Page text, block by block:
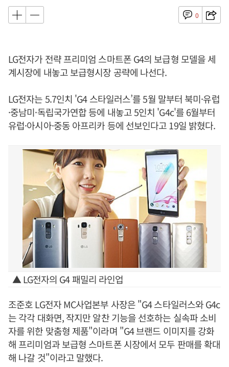
0
LG전자가 전략 프리미엄 스마트폰 G4의 보급형 모델을 세
계시장에 내놓고 보급형시장 공략에 나선다.
LG전자는 5.7인치 'G4 스타일러스’를 5월 말부터 북미·유럽
·중남미·독립국가연합 등에 내놓고 5인치 'G4c'를 6월부터
유럽·아시아·중동 아프리카 등에 선보인다고 19일 밝혔다.
▲ LG전자의 G4 패밀리 라인업
조준호 LG전자 MC사업본부 사장은 "G4 스타일러스와 G4c
는 각각 대화면, 작지만 알찬 기능을 선호하는 실속파 소비
자를 위한 맞춤형 제품"이라며 "G4 브랜드 이미지를 강화
해 프리미엄과 보급형 스마트폰 시장에서 모두 판매를 확대
해 나갈 것"이라고 말했다.